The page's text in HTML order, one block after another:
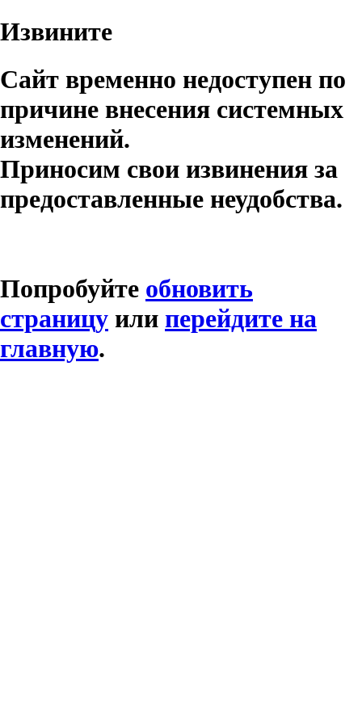
Извините
Сайт временно недоступен по
причине внесения системных
изменений.
Приносим свои извинения за
предоставленные неудобства.
Попробуйте обновить
страницу или перейдите на
главную.